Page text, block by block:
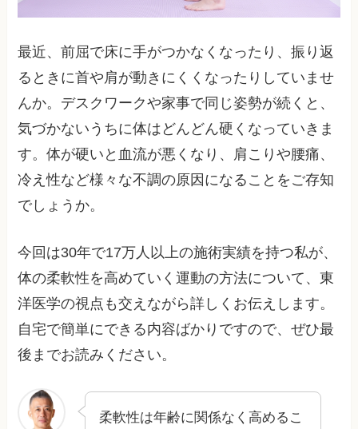
最近、前屈で床に手がつかなくなったり、振り返
るときに首や肩が動きにくくなったりしていませ
んか。デスクワークや家事で同じ姿勢が続くと、
気づかないうちに体はどんどん硬くなっていきま
す。体が硬いと血流が悪くなり、肩こりや腰痛、
冷え性など様々な不調の原因になることをご存知
でしょうか。
今回は30年で17万人以上の施術実績を持つ私が、
体の柔軟性を高めていく運動の方法について、東
洋医学の視点も交えながら詳しくお伝えします。
自宅で簡単にできる内容ばかりですので、ぜひ最
後までお読みください。
柔軟性は年齢に関係なく高めるこ